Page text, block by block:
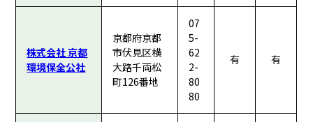
株式会社 京都
環境保全公社
京都府京都
市伏見区横
大路千両松
町126番地
07
5-
62
2-
80
80
有 有